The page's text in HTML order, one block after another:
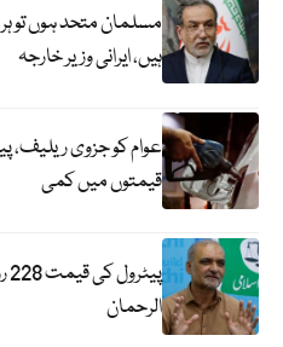
مسلمان متحد ہوں تو
ہیں، ایرانی وزیر خارجہ
عوام کو جزوی ریلیف،
قیمتوں میں کمی
الرحمان